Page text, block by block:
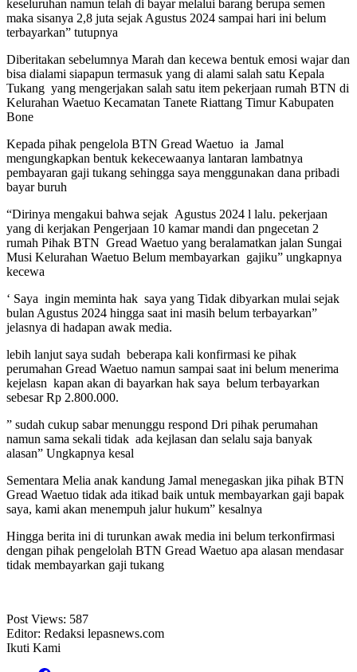
keseluruhan namun telah di bayar melalui barang berupa semen
maka sisanya 2,8 juta sejak Agustus 2024 sampai hari ini belum
terbayarkan” tutupnya
Diberitakan sebelumnya Marah dan kecewa bentuk emosi wajar dan
bisa dialami siapapun termasuk yang di alami salah satu Kepala
Tukang yang mengerjakan salah satu item pekerjaan rumah BTN di
Kelurahan Waetuo Kecamatan Tanete Riattang Timur Kabupaten
Bone
Kepada pihak pengelola BTN Gread Waetuo ia Jamal
mengungkapkan bentuk kekecewaanya lantaran lambatnya
pembayaran gaji tukang sehingga saya menggunakan dana pribadi
bayar buruh
“Dirinya mengakui bahwa sejak Agustus 2024 l lalu. pekerjaan
yang di kerjakan Pengerjaan 10 kamar mandi dan pngecetan 2
rumah Pihak BTN Gread Waetuo yang beralamatkan jalan Sungai
Musi Kelurahan Waetuo Belum membayarkan gajiku” ungkapnya
kecewa
‘ Saya ingin meminta hak saya yang Tidak dibyarkan mulai sejak
bulan Agustus 2024 hingga saat ini masih belum terbayarkan”
jelasnya di hadapan awak media.
lebih lanjut saya sudah beberapa kali konfirmasi ke pihak
perumahan Gread Waetuo namun sampai saat ini belum menerima
kejelasn kapan akan di bayarkan hak saya belum terbayarkan
sebesar Rp 2.800.000.
” sudah cukup sabar menunggu respond Dri pihak perumahan
namun sama sekali tidak ada kejlasan dan selalu saja banyak
alasan” Ungkapnya kesal
Sementara Melia anak kandung Jamal menegaskan jika pihak BTN
Gread Waetuo tidak ada itikad baik untuk membayarkan gaji bapak
saya, kami akan menempuh jalur hukum” kesalnya
Hingga berita ini di turunkan awak media ini belum terkonfirmasi
dengan pihak pengelolah BTN Gread Waetuo apa alasan mendasar
tidak membayarkan gaji tukang
Post Views: 587
Editor: Redaksi lepasnews.com
Ikuti Kami